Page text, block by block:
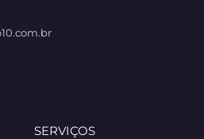
SERVIÇOS